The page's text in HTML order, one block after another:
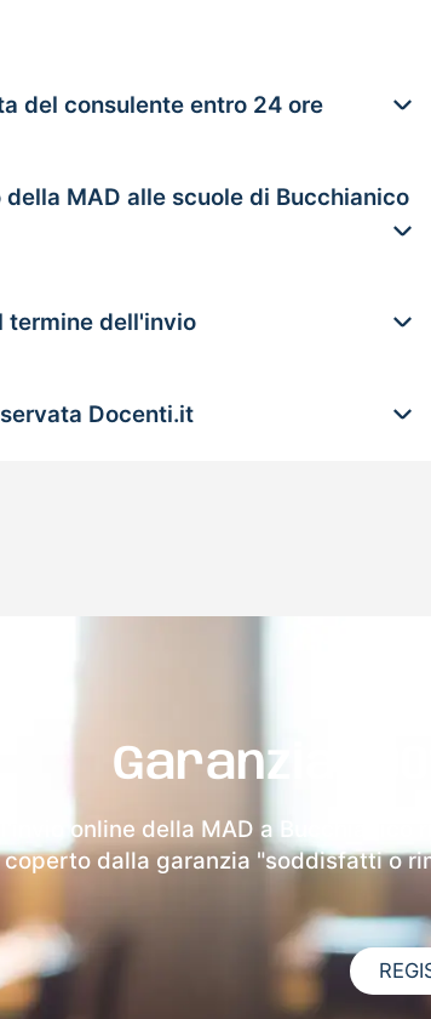
del consulente entro 24 ore
MAD alle scuole di Bucchianico
termine dell'invio
Docenti.it
Garanzia
l'invio online della MAD a
coperto dalla garanzia "soddisfatti o